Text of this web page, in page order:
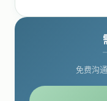
免费沟